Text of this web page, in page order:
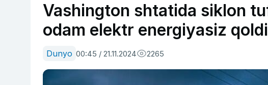
Vashington shtatida siklon
odam elektr energiyasiz qoldi
Dunyo 00:45 / 21.11.2024 2265